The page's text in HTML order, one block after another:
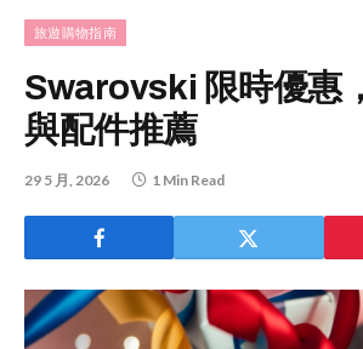
旅遊購物指南
Swarovski 限時優惠
與配件推薦
29 5 月, 2026 1 Min Read